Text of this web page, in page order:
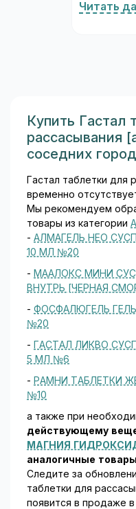
кишечника...
Читать
Купить Гастал
рассасывания
соседних
Гастал таблетки для
временно
Мы рекомендуем
товары из категории
- АЛМАГЕЛЬ НЕО
10 МЛ №20
- МААЛОКС МИНИ
ВНУТРЬ [ЧЕРНАЯ
- ФОСФАЛЮГЕЛЬ
№20
- ГАСТАЛ ЛИКВО
5 МЛ №6
- РАМНИ ТАБЛЕТКИ
№10
а также при
действующему
МАГНИЯ
аналогичные
Следите за
таблетки для
появится в продаже